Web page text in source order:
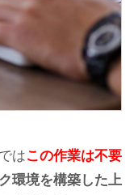
はこの作業は不要
環境を構築した上